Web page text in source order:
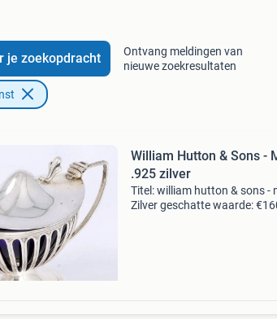
je zoekopdracht
Ontvang meldingen van
nieuwe zoekresultaten
William Hutton & Sons -
.925 zilver
Titel: william hutton & sons -
Zilver geschatte waarde: